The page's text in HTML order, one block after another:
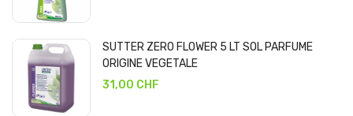
SUTTER ZERO FLOWER 5 LT SOL PARFUME
ORIGINE VEGETALE
31,00 CHF